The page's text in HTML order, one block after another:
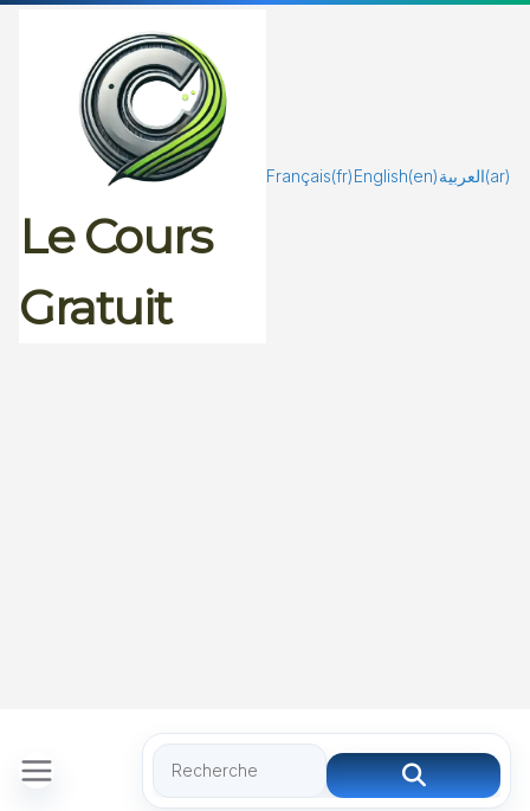
Le Cours
Gratuit
Français(fr) English(en)العربية(ar)